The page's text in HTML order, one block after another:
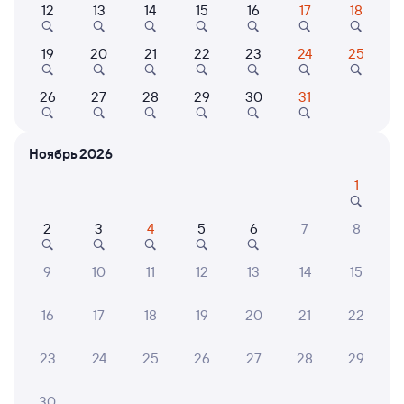
Выберите дату
Найдём билет на поезд за вас
9,1
12 13 14 15 16 17 18
19 20 21 22 23 24 25
26 27 28 29 30 31
Ноябрь 2026
1
2 3 4 5 6 7 8
9 10 11 12 13 14 15
16 17 18 19 20 21 22
23 24 25 26 27 28 29